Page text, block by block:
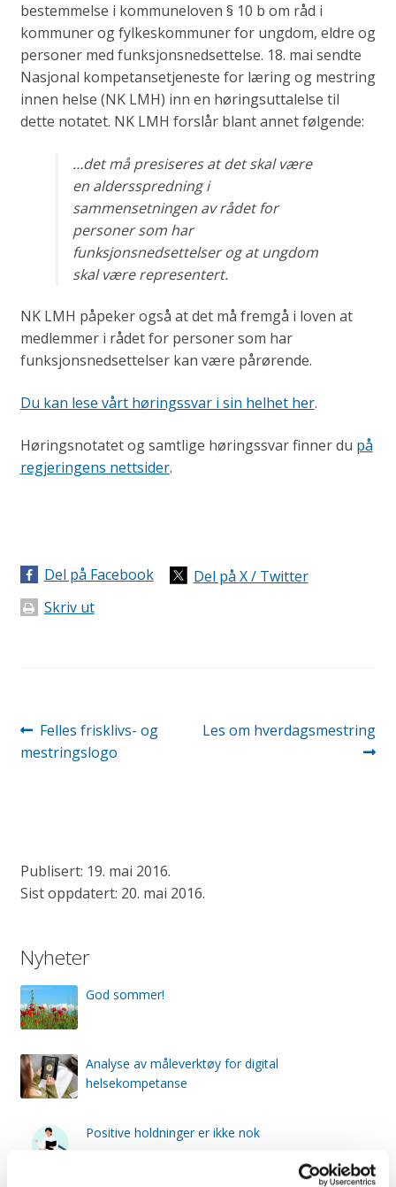
bestemmelse i kommuneloven § 10 b om råd i
kommuner og fylkeskommuner for ungdom, eldre og
personer med funksjonsnedsettelse. 18. mai sendte
Nasjonal kompetansetjeneste for læring og mestring
innen helse (NK LMH) inn en høringsuttalelse til
dette notatet. NK LMH forslår blant annet følgende:
…det må presiseres at det skal være
en aldersspredning i
sammensetningen av rådet for
personer som har
funksjonsnedsettelser og at ungdom
skal være representert.
NK LMH påpeker også at det må fremgå i loven at
medlemmer i rådet for personer som har
funksjonsnedsettelser kan være pårørende.
Du kan lese vårt høringssvar i sin helhet her.
Høringsnotatet og samtlige høringssvar finner du på
regjeringens nettsider.
Del på Facebook
Del på X / Twitter
Skriv ut
Innleggsnavigasjon
Forrige
innlegg:
Felles frisklivs- og
mestringslogo
Neste
Les om hverdagsmestring
Publisert: 19. mai 2016.
Sist oppdatert: 20. mai 2016.
Nyheter
God sommer!
Analyse av måleverktøy for digital
helsekompetanse
Positive holdninger er ikke nok